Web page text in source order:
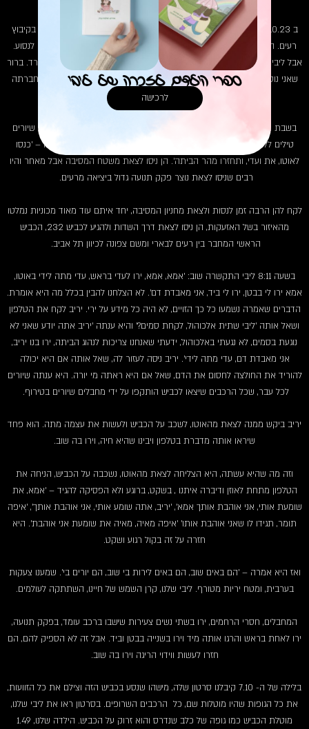
ב 6.10.23, אחרי ארוחת שבת עם כל המשפחה, ליבי נסעה למסיבת הנובה בקיבוץ
רעים. היא לא הרגישה טוב בארוחה, עלה לה החום, וממש ביקשנו ממנה לא לנסוע.
אבל ליבי כמו ליבי שאי אפשר לעצור אמרה 'שטויות, אני אקח אדוויל והחום ירד. ברור
שאני נוסעת, מקולומביה אני חולמת על המסיבה הזאת'. היא נסעה יחד עם חברתה
עדי ושם תכננו לפגוש חברים נוספים.
בשבת ה 7.10 בשעה 6:30 בדיוק היא התקשרה. אמרה שיש המון אזעקות, שיורים
טילים ללא הפסקה, שהיא במסיבה ואין מרחב מוגן ללכת אליו. אמרנו לה – 'כנסו
לאוטו, את ועדי, ותחזרו מהר הביתה'. הן ניסו לצאת משטח המסיבה אבל מאחר והיו
רבים שניסו לצאת נוצר פקק תנועה גדול ביציאה מרעים.
לקח להן הרבה זמן לנסות ולצאת מחניון המסיבה, יחד איתם עוד מאוד מכוניות נמלטו
מהאיזור בשל האזעקות, הן ניסו לצאת דרך השדות ולהגיע לכביש 232, הכביש
הראשי המחבר בין רעים לבארי ומשם צפונה לכיוון תל אביב.
בשעה 8:11 ליבי התקשרה שוב: 'אמא, אמא, ירו לעדי בראש, עדי מתה לידי באוטו,
אמא ירו לי בבטן, ירו לי ביד, אני מאבדת דם'. לא הצלחנו להבין בכלל מה היא אומרת.
הדברים שאמרה נשמעו כל כך הזויים, לא היה כל מידע על ירי. יריב לקח את הטלפון
ושאל אותה 'ליבי שתית אלכוהול, לקחת סמים?' והיא ענתה 'יריב אתה יודע שאני לא
נוגעת בסמים, לא נגעתי באלכוהול, ידעתי שאנחנו צריכות לנהוג הביתה, ירו בנו יריב,
אני מאבדת דם, עדי מתה לידי'. יריב ניסה לעזור לה, שאל אותה אם היא יכולה
להוריד את החולצה לחסום את הדם, שאל אם היא ראתה מי יורה. היא ענתה שיורים
לכל עבר, שכל הרכבים שיצאו לכביש הותקפו על ידי מחבלים שיורים בטירוף.
יריב ביקש ממנה לצאת מהאוטו, לשכב על הכביש ולעשות את עצמה מתה. הוא פחד
שיראו אותה מדברת בטלפון ויבינו שהיא חיה, וירו בה שוב.
וזה מה שהיא עשתה, היא הצליחה לצאת מהאוטו, נשכבה על הכביש, הניחה את
הטלפון מתחת לאוזן ודיברה איתנו , בשקט, ברוגע ולא הפסיקה להגיד – 'אמא, את
שומעת אותי, אני אוהבת אותך אמא', 'יריב, אתה שומע אותי, אני אוהבת אותך', 'איפה
תומר, תגידו לו שאני אוהבת אותו' 'איפה מאיה, מאיה את שומעת אני אוהבת'. היא
חזרה על זה בקול רגוע ושקט.
ואז היא אמרה – 'הם באים שוב, הם באים לירות בי שוב, הם יורים בי'. שמענו צעקות
בערבית, ומטח יריות מטורף. ליבי שלנו, קרן השמש של חיינו, השתתקה לעולמים.
המחבלים, חסרי הרחמים, ירו בשתי נשים צעירות שישבו ברכב עומד, בפקק תנועה,
ירו לאחת בראש והרגו אותה מיד וירו בשנייה בבטן וביד. אבל זה לא הספיק להם, הם
חזרו לעשות ווידוי הריגה וירו בה שוב.
בלילה של ה- 7.10 קיבלנו סרטון שלה, מישהו שנסע בכביש הזה וצילם את כל הזוועות,
את כל הגופות שהיו מוטלות שם, כל הרכבים השרופים. בסרטון ראו את ליבי שלנו,
מוטלת הכביש כמו גופה של כלב שנדרס והוא זרוק על הכביש. הילדה שלנו, 1.49
ספרי הילדים לזכרה של ליבי
לרכישה